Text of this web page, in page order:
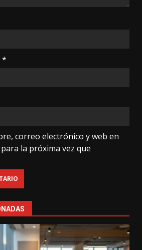
*
correo electrónico y web en
la próxima vez que